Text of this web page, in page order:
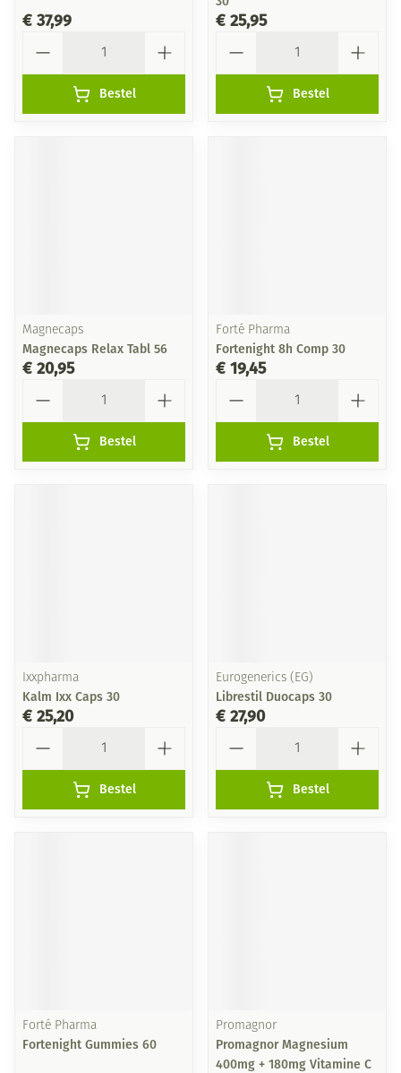
€ 37,99
Bestel
€ 25,95
Bestel
Magnecaps
Magnecaps Relax Tabl 56
€ 20,95
Bestel
Forté Pharma
Fortenight 8h Comp 30
€ 19,45
Bestel
Ixxpharma
Kalm Ixx Caps 30
€ 25,20
Bestel
Eurogenerics (EG)
Librestil Duocaps 30
€ 27,90
Bestel
Forté Pharma
Fortenight Gummies 60
Promagnor
Promagnor Magnesium
400mg + 180mg Vitamine C